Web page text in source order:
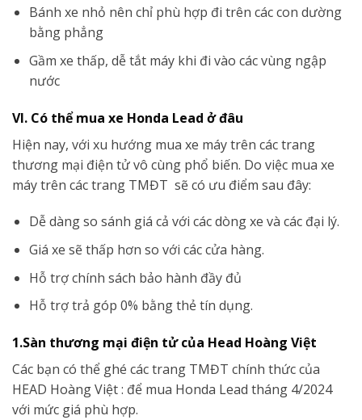
Bánh xe nhỏ nên chỉ phù hợp đi trên các con dường
bằng phẳng
Gầm xe thấp, dễ tắt máy khi đi vào các vùng ngập
nước
VI. Có thể mua xe Honda Lead ở đâu
Hiện nay, với xu hướng mua xe máy trên các trang
thương mại điện tử vô cùng phổ biến. Do việc mua xe
máy trên các trang TMĐT sẽ có ưu điểm sau đây:
Dễ dàng so sánh giá cả với các dòng xe và các đại lý.
Giá xe sẽ thấp hơn so với các cửa hàng.
Hỗ trợ chính sách bảo hành đầy đủ
Hỗ trợ trả góp 0% bằng thẻ tín dụng.
1.Sàn thương mại điện tử của Head Hoàng Việt
Các bạn có thể ghé các trang TMĐT chính thức của
HEAD Hoàng Việt : để mua Honda Lead tháng 4/2024
với mức giá phù hợp.